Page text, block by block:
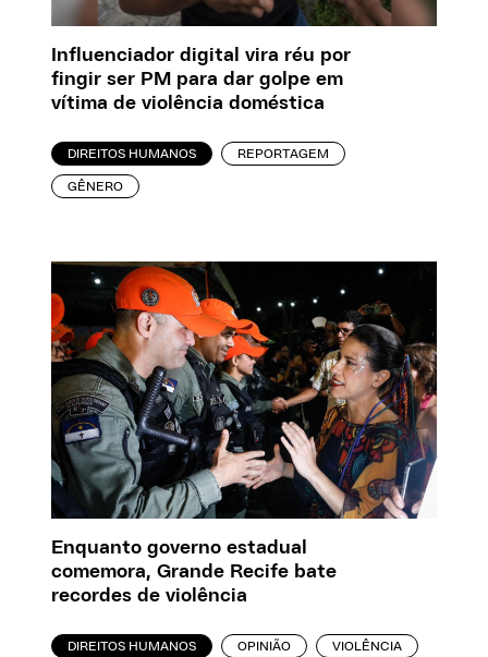
Influenciador digital vira réu por
fingir ser PM para dar golpe em
vítima de violência doméstica
DIREITOS HUMANOS REPORTAGEM
GÊNERO
Enquanto governo estadual
comemora, Grande Recife bate
recordes de violência
DIREITOS HUMANOS OPINIÃO VIOLÊNCIA